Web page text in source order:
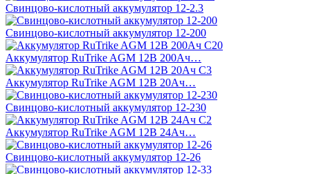
Свинцово-кислотный аккумулятор 12-2.3
Свинцово-кислотный аккумулятор 12-200
Аккумулятор RuTrike AGM 12В 200Ач…
Аккумулятор RuTrike AGM 12В 20Ач…
Свинцово-кислотный аккумулятор 12-230
Аккумулятор RuTrike AGM 12В 24Ач…
Свинцово-кислотный аккумулятор 12-26